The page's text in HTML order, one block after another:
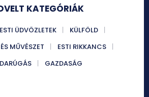
KATEGÓRIÁK
ESTI ÜDVÖZLETEK
KÜLFÖLD
MŰVÉSZET
ESTI RIKKANCS
GAZDASÁG